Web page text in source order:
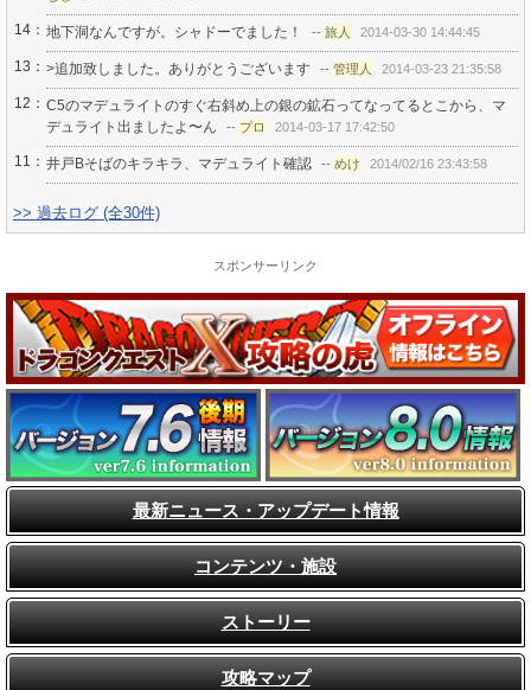
14： 地下洞なんですが。シャドーでました！ -- 旅人 2014-03-30 14:44:45
13： >追加致しました。ありがとうございます -- 管理人 2014-03-23 21:35:58
12： C5のマデュライトのすぐ右斜め上の銀の鉱石ってなってるとこから、マ
デュライト出ましたよ〜ん
-- プロ 2014-03-17 17:42:50
11： 井戸Bそばのキラキラ、マデュライト確認 -- めけ 2014/02/16 23:43:58
>> 過去ログ (全30件)
スポンサーリンク
最新ニュース・アップデート情報
コンテンツ・施設
ストーリー
攻略マップ